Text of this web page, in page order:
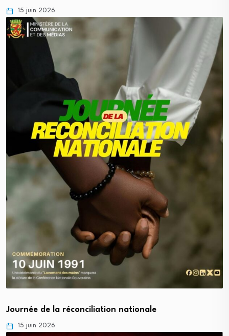
15 juin 2026
Journée de la réconciliation nationale
15 juin 2026